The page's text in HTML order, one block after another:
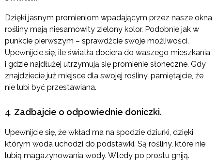
Dzięki jasnym promieniom wpadającym przez nasze okna
rośliny mają niesamowity zielony kolor. Podobnie jak w
punkcie pierwszym – sprawdźcie swoje możliwości.
Upewnijcie się, ile światła dociera do waszego mieszkania
i gdzie najdłużej utrzymują się promienie słoneczne. Gdy
znajdziecie już miejsce dla swojej rośliny, pamiętajcie, że
nie lubi być przestawiana.
Zadbajcie o odpowiednie doniczki.
Upewnijcie się, że wkład ma na spodzie dziurki, dzięki
którym woda uchodzi do podstawki. Są rośliny, które nie
lubią magazynowania wody. Wtedy po prostu gniją.